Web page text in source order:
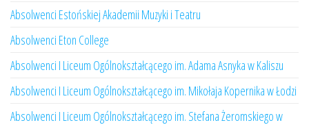
Absolwenci Estońskiej Akademii Muzyki i Teatru
Absolwenci Eton College
Absolwenci I Liceum Ogólnokształcącego im. Adama Asnyka w Kaliszu
Absolwenci I Liceum Ogólnokształcącego im. Mikołaja Kopernika w Łodzi
Absolwenci I Liceum Ogólnokształcącego im. Stefana Żeromskiego w